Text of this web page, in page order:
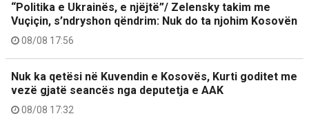
“Politika e Ukrainës, e njëjtë”/ Zelensky takim me
Vuçiçin, s’ndryshon qëndrim: Nuk do ta njohim Kosovën
08/08 17:56
Nuk ka qetësi në Kuvendin e Kosovës, Kurti goditet me
vezë gjatë seancës nga deputetja e AAK
08/08 17:32